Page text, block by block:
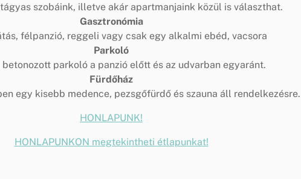
szobáink, illetve akár apartmanjaink közül is választhat.
Gasztronómia
félpanzió, reggeli vagy csak egy alkalmi ebéd, vacsora
Parkoló
betonozott parkoló a panzió előtt és az udvarban egyaránt.
Fürdőház
egy kisebb medence, pezsgőfürdő és szauna áll rendelkezésre.
HONLAPUNK!
HONLAPUNKON megtekintheti étlapunkat!